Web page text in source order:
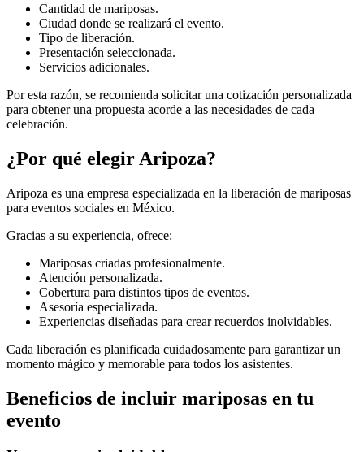
Cantidad de mariposas.
Ciudad donde se realizará el evento.
Tipo de liberación.
Presentación seleccionada.
Servicios adicionales.
Por esta razón, se recomienda solicitar una cotización personalizada
para obtener una propuesta acorde a las necesidades de cada
celebración.
¿Por qué elegir Aripoza?
Aripoza es una empresa especializada en la liberación de mariposas
para eventos sociales en México.
Gracias a su experiencia, ofrece:
Mariposas criadas profesionalmente.
Atención personalizada.
Cobertura para distintos tipos de eventos.
Asesoría especializada.
Experiencias diseñadas para crear recuerdos inolvidables.
Cada liberación es planificada cuidadosamente para garantizar un
momento mágico y memorable para todos los asistentes.
Beneficios de incluir mariposas en tu
evento